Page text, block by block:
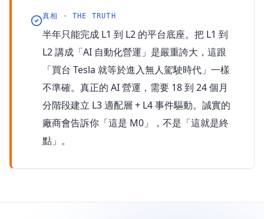
真相 · THE TRUTH
半年只能完成 L1 到 L2 的平台底座。把 L1 到
L2 講成「AI 自動化營運」是嚴重誇大，這跟
「買台 Tesla 就等於進入無人駕駛時代」一樣
不準確。真正的 AI 營運，需要 18 到 24 個月
分階段建立 L3 適配層 + L4 事件驅動。誠實的
廠商會告訴你「這是 M0」，不是「這就是終
點」。